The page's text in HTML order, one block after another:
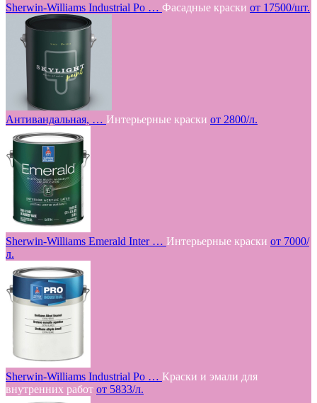
Sherwin-Williams Industrial Po … Фасадные краски от 17500/шт.
Антивандальная, … Интерьерные краски от 2800/л.
Sherwin-Williams Emerald Inter … Интерьерные краски от 7000/
л.
Sherwin-Williams Industrial Po … Краски и эмали для
внутренних работ от 5833/л.